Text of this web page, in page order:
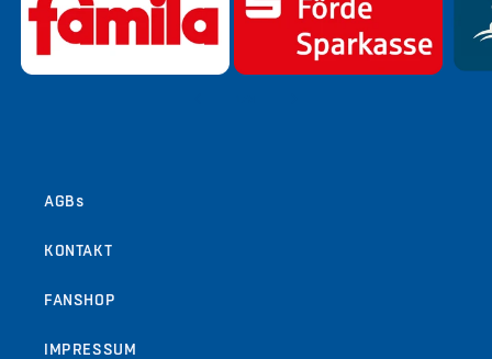
AGBs
KONTAKT
FANSHOP
IMPRESSUM